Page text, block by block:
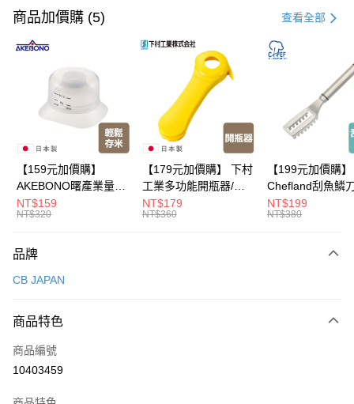
信用卡一次付款
超商取貨付款
LINE Pay
Apple Pay
Google Pay
全盈+PAY
大哥付你分期
【大哥付你分期使用說明】
2.付款方式選擇「大哥付你分期」，訂單成立後會自動跳轉到大哥付的交易
成交易。
3.實際核准額度、可分期數及費用金額請依後續交易確認頁面所載為準。
4.訂單成立30分鐘內，如未前往確認交易或遇審核未通過，訂單將自動取
消。如遇「轉專審核」未通過狀況，表示未達大哥付你分期系統評分，恕無
法說明評估內容。
1.分期款項不併入電信帳單，「大哥付你分期」於每月結算日後寄送繳費提
每筆NT$100，滿NT$499(含以上)免運費
商品加價購 (5) 查看全部
【159元加價購】
AKEBONO曙產業量米
杯漏斗組(白)/量米杯/
米桶/量米用具/任二件8
NT$159
NT$320
【179元加價購】 下村
工業多功能開瓶器/開
瓶器/餐廚用品/料理道
具/任二件8折
NT$179
NT$360
【199元加價購】
Chefland刮魚鱗
魚鱗器/廚房用品/
道具/任二件8折
NT$199
NT$380
品牌
CB JAPAN
商品特色
商品編號
10403459